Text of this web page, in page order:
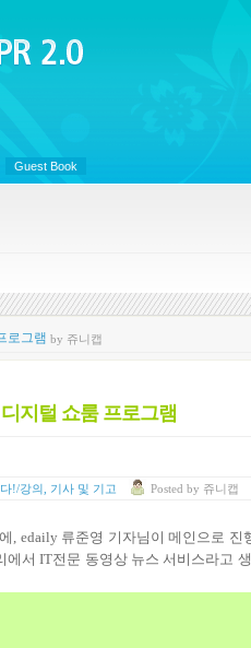
&
Guest Book
로그램 by 쥬니캡
지털 쇼룸 프로그램
!/강의, 기사 및 기고 Posted by 쥬니캡
, edaily 류준영 기자님이 메인으로 진
에서IT전문 동영상 뉴스 서비스라고